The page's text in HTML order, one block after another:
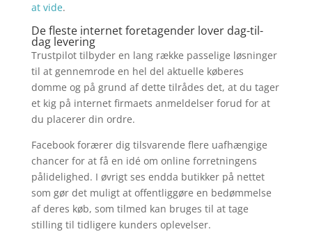
at vide.
De fleste internet foretagender lover dag-til-
dag levering
Trustpilot tilbyder en lang række passelige løsninger
til at gennemrode en hel del aktuelle køberes
domme og på grund af dette tilrådes det, at du tager
et kig på internet firmaets anmeldelser forud for at
du placerer din ordre.
Facebook forærer dig tilsvarende flere uafhængige
chancer for at få en idé om online forretningens
pålidelighed. I øvrigt ses endda butikker på nettet
som gør det muligt at offentliggøre en bedømmelse
af deres køb, som tilmed kan bruges til at tage
stilling til tidligere kunders oplevelser.